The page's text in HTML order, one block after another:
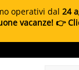
operativi dal 24
vacanze! 👉